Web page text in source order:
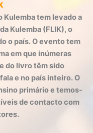
Kulemba tem levado a
Kulemba (FLIK), o
o país. O evento tem
em que inúmeras
do livro têm sido
e no país inteiro. O
primário e temos-
de contacto com